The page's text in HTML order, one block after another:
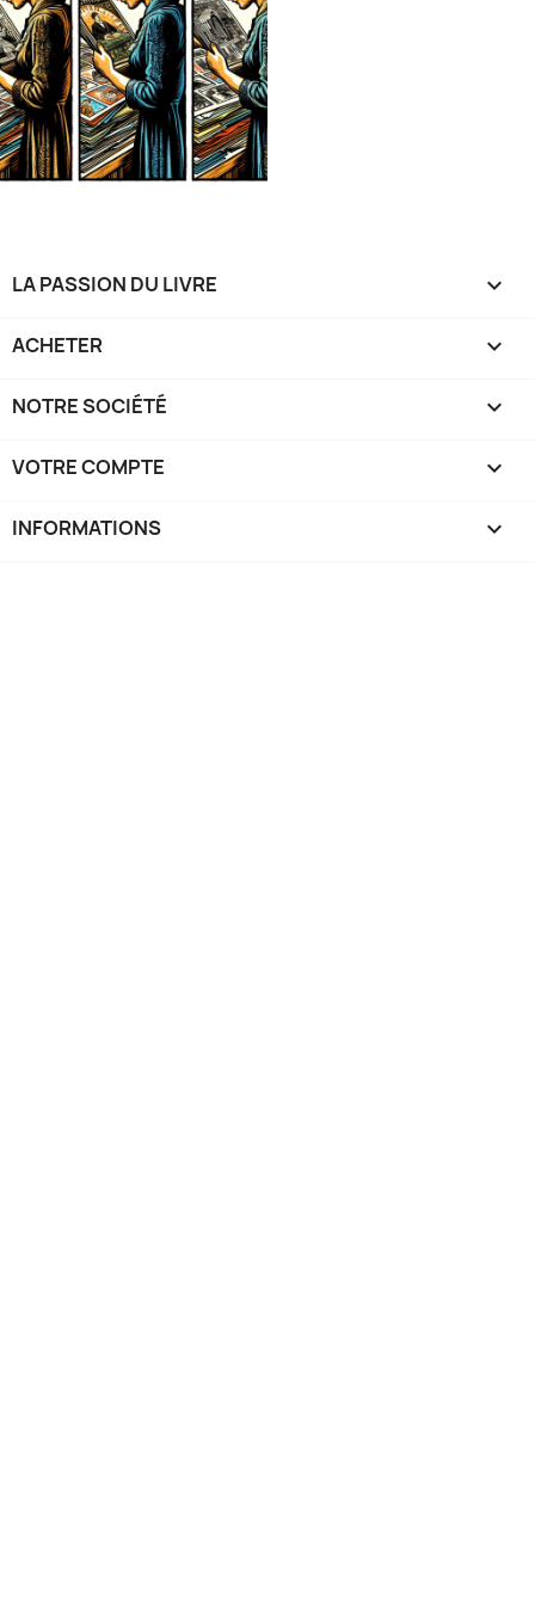
LA PASSION DU LIVRE 
ACHETER 
NOTRE SOCIÉTÉ 
VOTRE COMPTE 
INFORMATIONS keyboard_arrow_down